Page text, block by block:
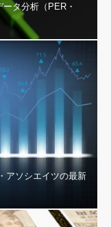
タ分析（PER・
アソシエイツの最新